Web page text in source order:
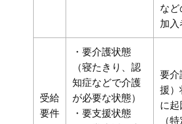
な
加
受給
要件
・要介護状態
（寝たきり、認
知症などで介護
が必要な状態）
・要支援状態
要介
援）
に
（